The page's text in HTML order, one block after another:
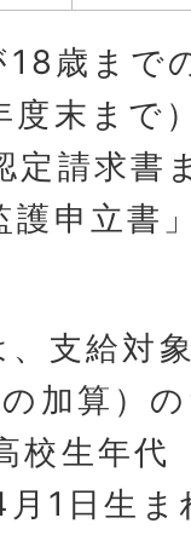
歳まで
度末まで
定請求書
護申立書
支給対
加算）
校生年代
1日生